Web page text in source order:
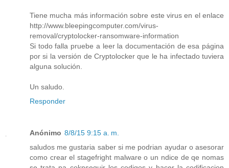
Tiene mucha más información sobre este virus en el enlace
http://www.bleepingcomputer.com/virus-
removal/cryptolocker-ransomware-information
Si todo falla pruebe a leer la documentación de esa página
por si la versión de Cryptolocker que le ha infectado tuviera
alguna solución.
Un saludo.
Responder
Anónimo 8/8/15 9:15 a. m.
saludos me gustaria saber si me podrian ayudar o asesorar
como crear el stagefright malware o un ndice de qe nomas